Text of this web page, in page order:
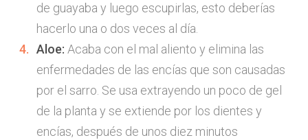
de guayaba y luego escupirlas, esto deberías
hacerlo una o dos veces al día.
Aloe: Acaba con el mal aliento y elimina las
enfermedades de las encías que son causadas
por el sarro. Se usa extrayendo un poco de gel
de la planta y se extiende por los dientes y
encías, después de unos diez minutos